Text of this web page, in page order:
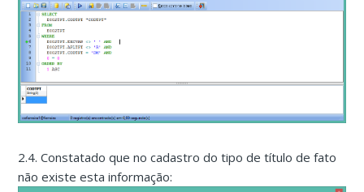
2.4. Constatado que no cadastro do tipo de título de fato
não existe esta informação: